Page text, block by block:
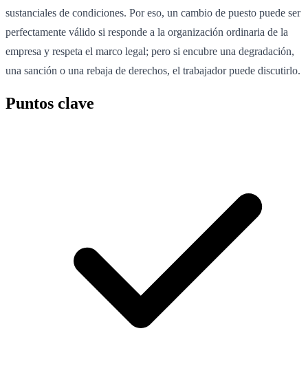
sustanciales de condiciones. Por eso, un cambio de puesto puede ser
perfectamente válido si responde a la organización ordinaria de la
empresa y respeta el marco legal; pero si encubre una degradación,
una sanción o una rebaja de derechos, el trabajador puede discutirlo.
Puntos clave